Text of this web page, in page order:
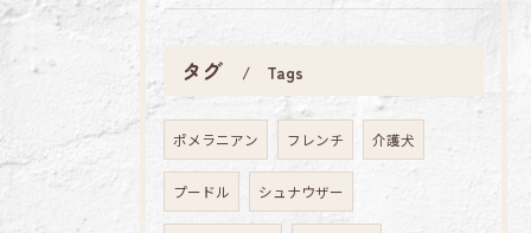
タグ Tags
ポメラニアン フレンチ 介護犬
プードル シュナウザー